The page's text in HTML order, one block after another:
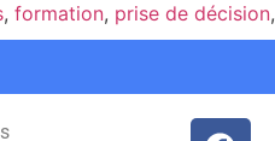
, formation, prise de décision,